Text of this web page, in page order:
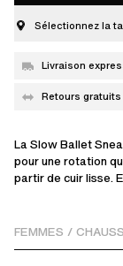
Sélectionnez la
Livraison
Retours gratuits
La Slow Ballet
pour une rotation
partir de cuir lisse.
Lacets plats, deux
FEMMES /